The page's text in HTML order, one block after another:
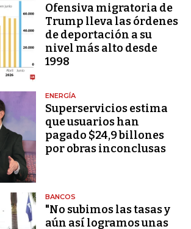
Ofensiva migratoria de
Trump lleva las órdenes
de deportación a su
nivel más alto desde
1998
ENERGÍA
Superservicios estima
que usuarios han
pagado $24,9 billones
por obras inconclusas
BANCOS
"No subimos las tasas y
aún así logramos unas